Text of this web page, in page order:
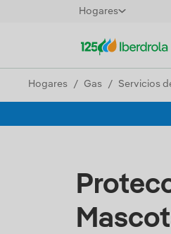
Hogares
Hogares Gas Servicios